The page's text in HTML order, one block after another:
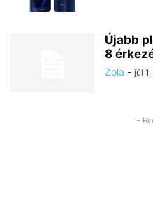
Újabb
8
Zola - júl
-